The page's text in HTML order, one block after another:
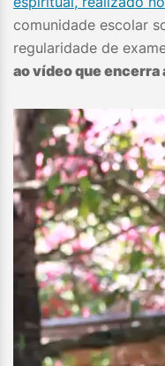
comunidade escolar
regularidade de
ao vídeo que encerra